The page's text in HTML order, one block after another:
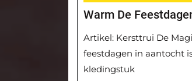
Warm De
Artikel: Kersttrui De
feestdagen in aantocht
kledingstuk